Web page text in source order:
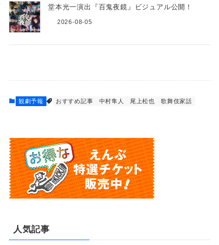
堂本光一演出『百鬼夜鏡』ビジュアル公開！
2026-08-05
観劇予報 おすすめ記事 中村隼人 尾上松也 歌舞伎家話
人気記事